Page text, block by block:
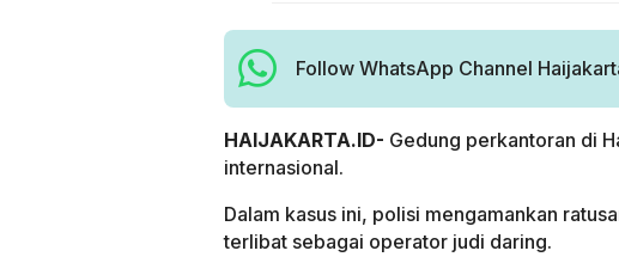
Follow WhatsApp Channel
HAIJAKARTA.ID- Gedung perkantoran di
internasional.
Dalam kasus ini, polisi mengamankan
terlibat sebagai operator judi daring.